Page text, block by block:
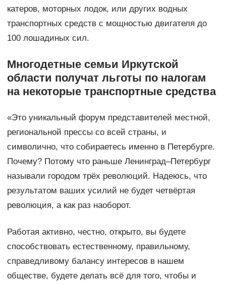
катеров, моторных лодок, или других водных
транспортных средств с мощностью двигателя до
100 лошадиных сил.
Многодетные семьи Иркутской
области получат льготы по налогам
на некоторые транспортные средства
«Это уникальный форум представителей местной,
региональной прессы со всей страны, и
символично, что собираетесь именно в Петербурге.
Почему? Потому что раньше Ленинград–Петербург
называли городом трёх революций. Надеюсь, что
результатом ваших усилий не будет четвёртая
революция, а как раз наоборот.
Работая активно, честно, открыто, вы будете
способствовать естественному, правильному,
справедливому балансу интересов в нашем
обществе, будете делать всё для того, чтобы и